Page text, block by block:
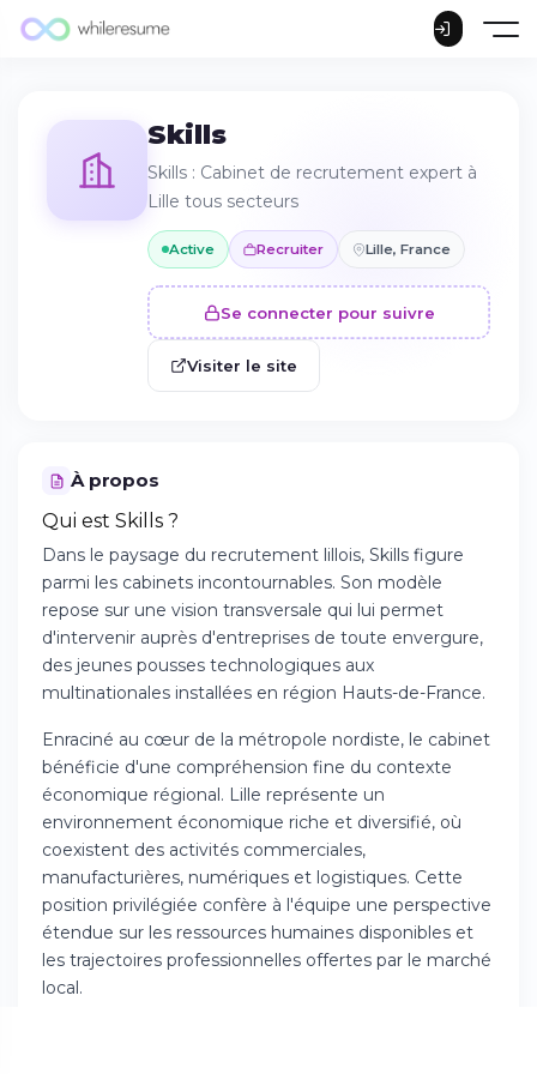
Skills
Skills : Cabinet de recrutement expert à
Lille tous secteurs
Active Recruiter Lille, France
Se connecter pour suivre
Visiter le site
À propos
Qui est Skills ?
Dans le paysage du recrutement lillois, Skills figure
parmi les cabinets incontournables. Son modèle
repose sur une vision transversale qui lui permet
d'intervenir auprès d'entreprises de toute envergure,
des jeunes pousses technologiques aux
multinationales installées en région Hauts-de-France.
Enraciné au cœur de la métropole nordiste, le cabinet
bénéficie d'une compréhension fine du contexte
économique régional. Lille représente un
environnement économique riche et diversifié, où
coexistent des activités commerciales,
manufacturières, numériques et logistiques. Cette
position privilégiée confère à l'équipe une perspective
étendue sur les ressources humaines disponibles et
les trajectoires professionnelles offertes par le marché
local.